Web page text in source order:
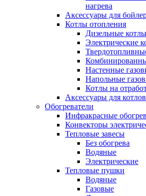
нагрева
Аксессуары для
Котлы отопления
Дизельные котлы
Электрические
Настенные
Напольные
Котлы на
Аксессуары для
Обогреватели
Инфракрасные
Конвекторы
Тепловые завесы
Без обогрева
Водяные
Электрические
Тепловые пушки
Водяные
Газовые